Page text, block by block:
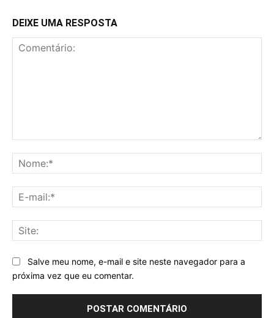
DEIXE UMA RESPOSTA
Salve meu nome, e-mail e site neste navegador para a
próxima vez que eu comentar.